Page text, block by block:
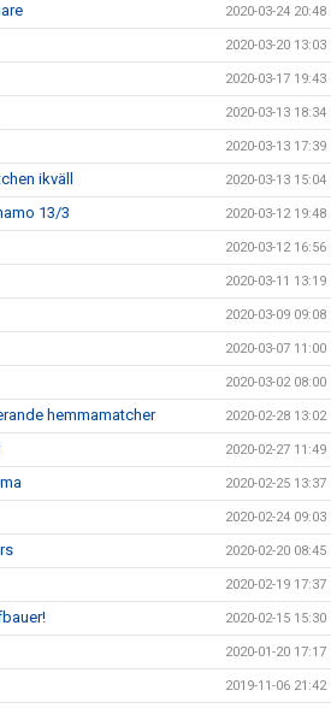
2020-03-24 20:48
2020-03-20 13:03
2020-03-17 19:43
2020-03-13 18:34
2020-03-13 17:39
ikväll 2020-03-13 15:04
13/3 2020-03-12 19:48
2020-03-12 16:56
2020-03-11 13:19
2020-03-09 09:08
2020-03-07 11:00
2020-03-02 08:00
hemmamatcher 2020-02-28 13:02
2020-02-27 11:49
2020-02-25 13:37
2020-02-24 09:03
2020-02-20 08:45
2020-02-19 17:37
2020-02-15 15:30
2020-01-20 17:17
2019-11-06 21:42